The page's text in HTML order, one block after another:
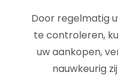
Door regelmatig
te controleren,
uw aankopen,
nauwkeurig